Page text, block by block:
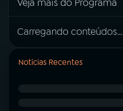
Veja mais do Programa
Carregando conteúdos...
Notícias Recentes